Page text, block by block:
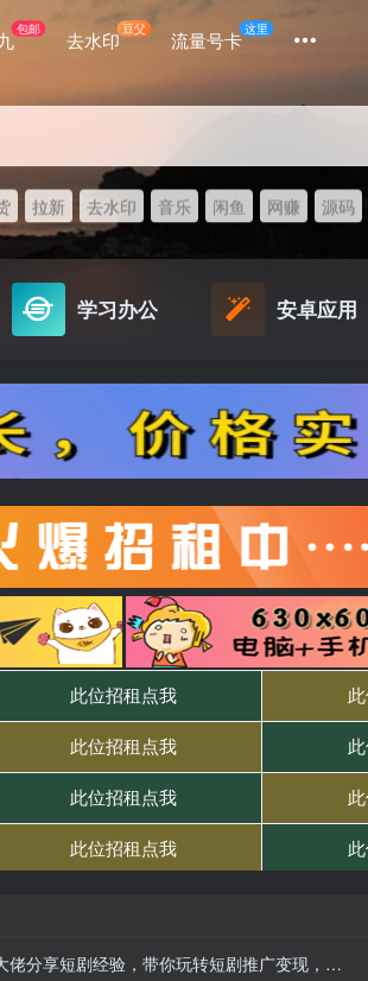
包邮 去水印豆父 流量号卡这里
拉新 去水印 音乐 闲鱼 网赚 源码
学习办公 安卓应用
享短剧经验，带你玩转短剧推广变现，跟着操作看一遍就会